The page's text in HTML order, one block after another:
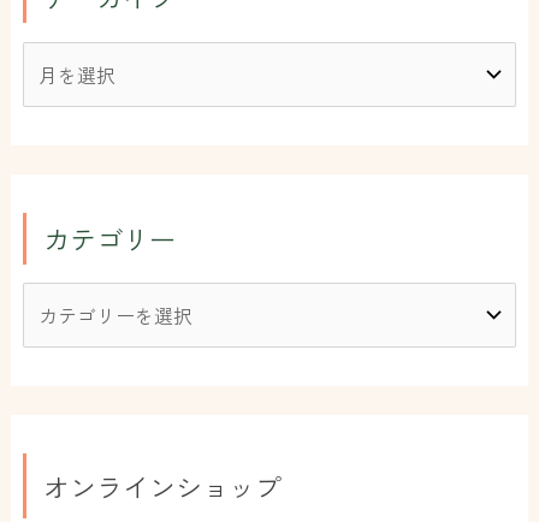
カテゴリー
オンラインショップ